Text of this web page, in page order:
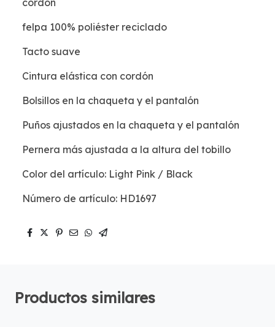
cordón
felpa 100% poliéster reciclado
Tacto suave
Cintura elástica con cordón
Bolsillos en la chaqueta y el pantalón
Puños ajustados en la chaqueta y el pantalón
Pernera más ajustada a la altura del tobillo
Color del artículo: Light Pink / Black
Número de artículo: HD1697
Productos similares